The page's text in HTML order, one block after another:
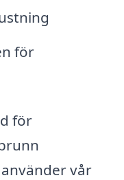
för
för
vår